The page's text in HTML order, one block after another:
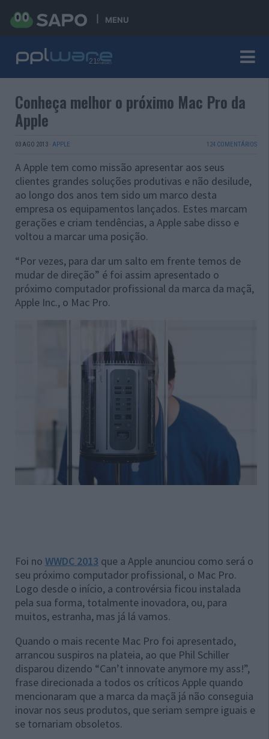
MENU
Conheça melhor o próximo Mac Pro da
Apple
03 AGO 2013 · APPLE 124 COMENTÁRIOS
A Apple tem como missão apresentar aos seus
clientes grandes soluções produtivas e não desilude,
ao longo dos anos tem sido um marco desta
empresa os equipamentos lançados. Estes marcam
gerações e criam tendências, a Apple sabe disso e
voltou a marcar uma posição.
“Por vezes, para dar um salto em frente temos de
mudar de direção” é foi assim apresentado o
próximo computador profissional da marca da maçã,
Apple Inc., o Mac Pro.
Foi no WWDC 2013 que a Apple anunciou como será o
seu próximo computador profissional, o Mac Pro.
Logo desde o início, a controvérsia ficou instalada
pela sua forma, totalmente inovadora, ou, para
muitos, estranha, mas já lá vamos.
Quando o mais recente Mac Pro foi apresentado,
arrancou suspiros na plateia, ao que Phil Schiller
disparou dizendo “Can’t innovate anymore my ass!”,
frase direcionada a todos os críticos Apple quando
mencionaram que a marca da maçã já não conseguia
inovar nos seus produtos, que seriam sempre iguais e
se tornariam obsoletos.